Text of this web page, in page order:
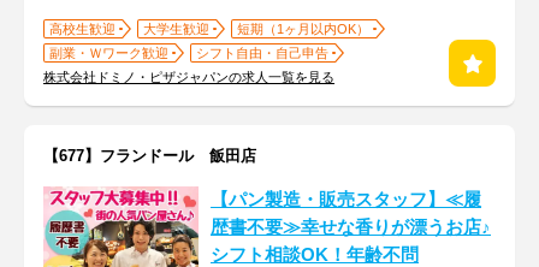
高校生歓迎 大学生歓迎
短期（1ヶ月以内OK）
副業・Ｗワーク歓迎
シフト自由・自己申告
株式会社ドミノ・ピザジャパンの求人一覧を見る
【677】フランドール 飯田店
【パン製造・販売スタッフ】≪履
歴書不要≫幸せな香りが漂うお店♪
シフト相談OK！年齢不問